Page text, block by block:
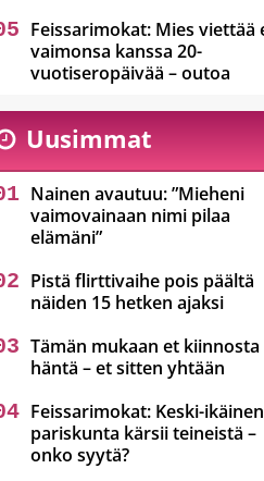
Feissarimokat: Mies viettää
vaimonsa kanssa 20-
vuotiseropäivää – outoa
Uusimmat
Nainen avautuu: ”Mieheni
vaimovainaan nimi pilaa
elämäni”
Pistä flirttivaihe pois päältä
näiden 15 hetken ajaksi
Tämän mukaan et kiinnosta
häntä – et sitten yhtään
Feissarimokat: Keski-ikäinen
pariskunta kärsii teineistä –
onko syytä?